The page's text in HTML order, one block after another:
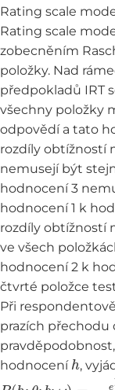
Rating scale
Rating scale
zobecněním
položky. Nad
předpokladů IRT
všechny položky
odpovědí a tato
rozdíly obtížností
nemusejí být
hodnocení 3
hodnocení 1 k
rozdíly obtížností
ve všech
hodnocení 2 k
čtvrté položce
Při
prazích přechodu
hodnocení
h
,
P(h θ; b ) =
(b+ ωj ) k= ∑
(b+ ωj )